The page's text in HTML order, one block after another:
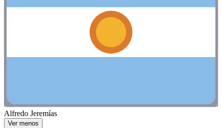
Alfredo Jeremías
Ver menos